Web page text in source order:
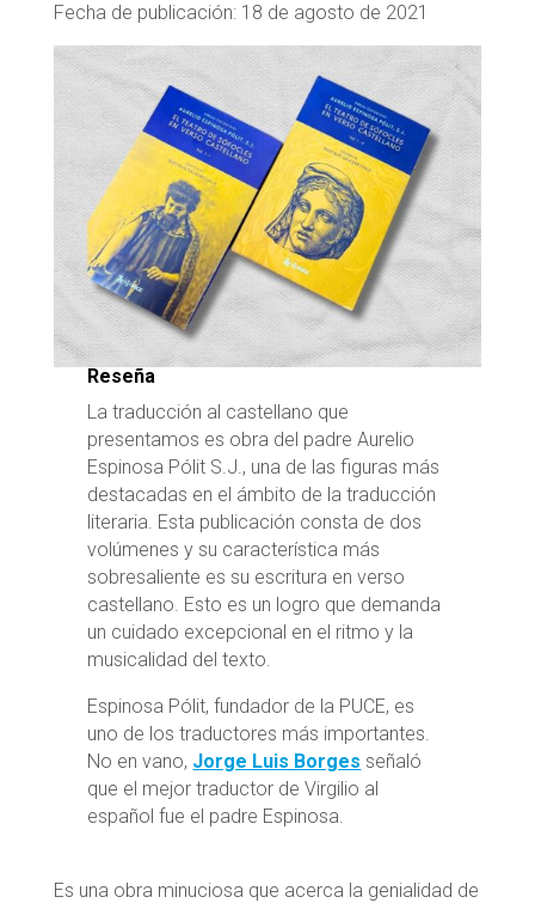
Fecha de publicación: 18 de agosto de 2021
Reseña
La traducción al castellano que
presentamos es obra del padre Aurelio
Espinosa Pólit S.J., una de las figuras más
destacadas en el ámbito de la traducción
literaria. Esta publicación consta de dos
volúmenes y su característica más
sobresaliente es su escritura en verso
castellano. Esto es un logro que demanda
un cuidado excepcional en el ritmo y la
musicalidad del texto.
Espinosa Pólit, fundador de la PUCE, es
uno de los traductores más importantes.
No en vano, Jorge Luis Borges señaló
que el mejor traductor de Virgilio al
español fue el padre Espinosa.
Es una obra minuciosa que acerca la genialidad de